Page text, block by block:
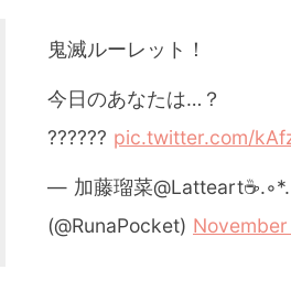
鬼滅ルーレット！
今日のあなたは…？
?????? pic.twitter.com/
— 加藤瑠菜@Latteart☕.◦*.
(@RunaPocket)